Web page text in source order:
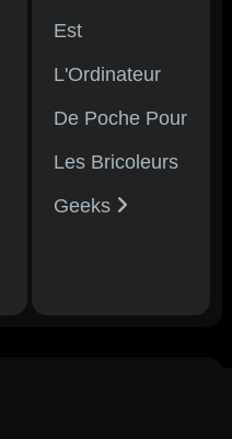
Est
L'Ordinateur
De Poche Pour
Les Bricoleurs
Geeks